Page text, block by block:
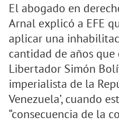
El abogado en
Arnal explicó a EFE
aplicar una
cantidad de años que
Libertador Simón
imperialista de la
Venezuela’, cuando
“consecuencia de la